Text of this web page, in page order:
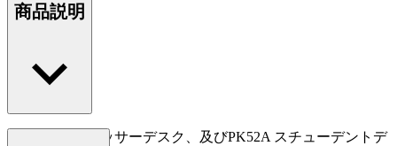
商品説明
PK52 プロフェッサーデスク、及びPK52A スチューデントデ